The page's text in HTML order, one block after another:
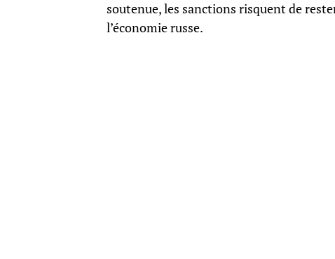
soutenue, les sanctions risquent de
l’économie russe.